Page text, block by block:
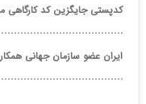
کدپستی جایگزین کد کارگاهی
ایران عضو سازمان جهانی